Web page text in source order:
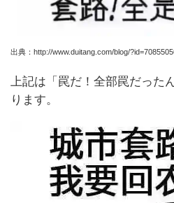
出典：http://www.duitang.com/blog/
上記は「罠だ！全部罠だった
ります。